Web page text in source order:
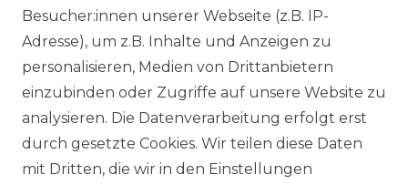
Ausgezeichneter Service
Besucher:innen unserer Webseite (z.B. IP-
Adresse), um z.B. Inhalte und Anzeigen zu
personalisieren, Medien von Drittanbietern
einzubinden oder Zugriffe auf unsere Website zu
analysieren. Die Datenverarbeitung erfolgt erst
durch gesetzte Cookies. Wir teilen diese Daten
mit Dritten, die wir in den Einstellungen